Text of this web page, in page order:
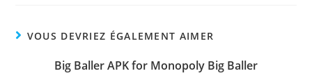
VOUS DEVRIEZ ÉGALEMENT AIMER
Big Baller APK for Monopoly Big Baller